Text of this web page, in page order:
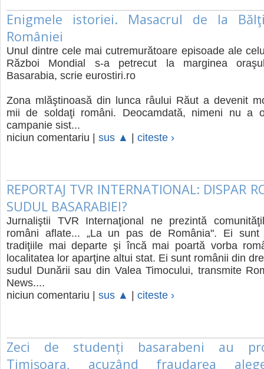
Enigmele istoriei. Masacrul de la
României
Unul dintre cele mai cutremurătoare episoade ale
Război Mondial s-a petrecut la marginea
Basarabia, scrie eurostiri.ro
Zona mlăştinoasă din lunca râului Răut a devenit
mii de soldaţi români. Deocamdată, nimeni nu a
campanie sist...
niciun comentariu | sus ▲ citeste ›
REPORTAJ TVR INTERNATIONAL: DISPAR
SUDUL BASARABIEI?
Jurnaliştii TVR Internaţional ne prezintă
români aflate... „La un pas de România". Ei
tradiţiile mai departe şi încă mai poartă vorba
localitatea lor aparţine altui stat. Ei sunt românii din
sudul Dunării sau din Valea Timocului, transmite
News....
niciun comentariu | sus ▲ citeste ›
Zeci de studenți basarabeni au
Timişoara, acuzând fraudarea